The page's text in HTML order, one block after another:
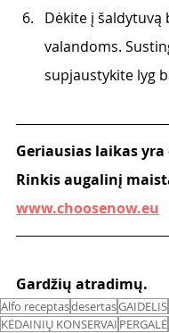
Dėkite į šaldytuvą
valandoms.
supjaustykite lyg
Geriausias laikas yra
Rinkis augalinį
www.choosenow.eu
Gardžių atradimų.
Alfo receptasdesertasGAIDELIS
KĖDAINIŲ KONSERVAI PERGALĖ